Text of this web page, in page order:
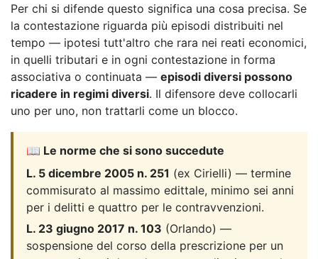
Per chi si difende questo significa una cosa precisa. Se
la contestazione riguarda più episodi distribuiti nel
tempo — ipotesi tutt'altro che rara nei reati economici,
in quelli tributari e in ogni contestazione in forma
associativa o continuata — episodi diversi possono
ricadere in regimi diversi. Il difensore deve collocarli
uno per uno, non trattarli come un blocco.
📖 Le norme che si sono succedute
L. 5 dicembre 2005 n. 251 (ex Cirielli) — termine
commisurato al massimo edittale, minimo sei anni
per i delitti e quattro per le contravvenzioni.
L. 23 giugno 2017 n. 103 (Orlando) —
sospensione del corso della prescrizione per un